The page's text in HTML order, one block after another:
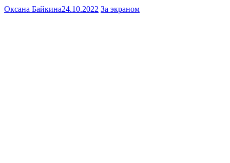
Оксана Байкина24.10.2022 За экраном